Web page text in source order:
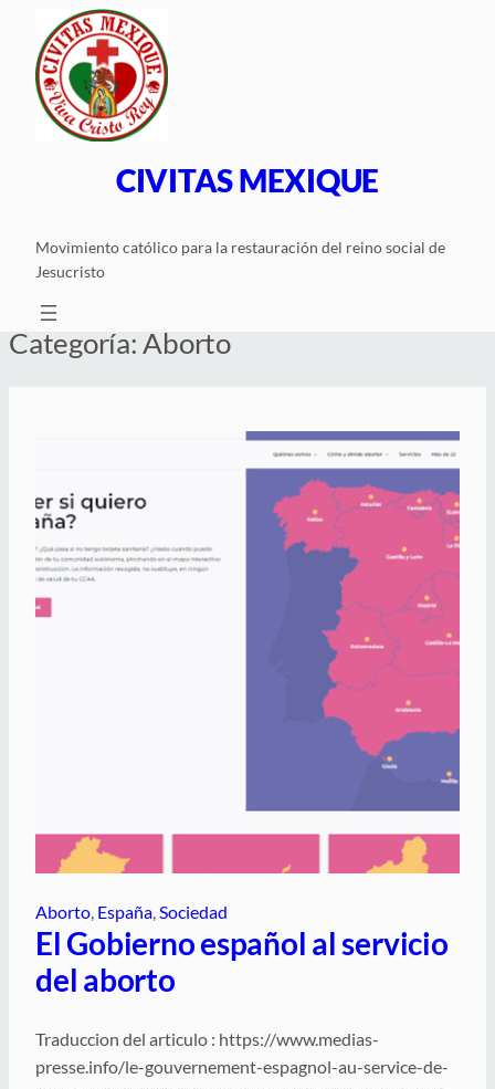
contenido
CIVITAS MEXIQUE
Movimiento católico para la restauración del reino social de
Jesucristo
Categoría:Aborto
Aborto, España, Sociedad
El Gobierno español al servicio
del aborto
Traduccion del articulo : https://www.medias-
presse.info/le-gouvernement-espagnol-au-service-de-